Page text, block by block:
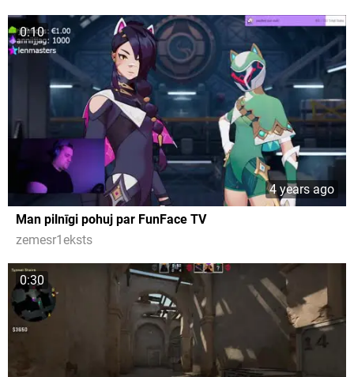
0:10
4 years ago
Man pilnīgi pohuj par FunFace TV
zemesr1eksts
0:30